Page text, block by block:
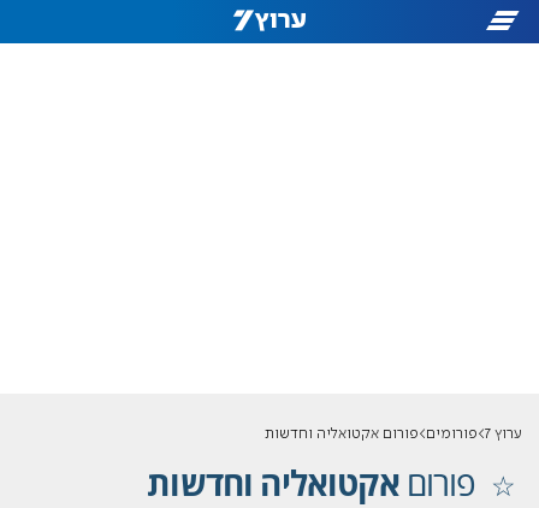
ערוץ 7 פורומים פורום אקטואליה וחדשות
פורוםאקטואליה וחדשות